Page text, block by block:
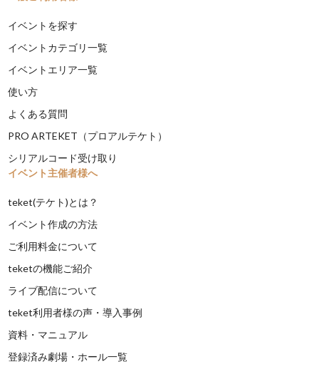
イベントを探す
イベントカテゴリ一覧
イベントエリア一覧
使い方
よくある質問
PRO ARTEKET（プロアルテケト）
シリアルコード受け取り
イベント主催者様へ
teket(テケト)とは？
イベント作成の方法
ご利用料金について
teketの機能ご紹介
ライブ配信について
teket利用者様の声・導入事例
資料・マニュアル
登録済み劇場・ホール一覧